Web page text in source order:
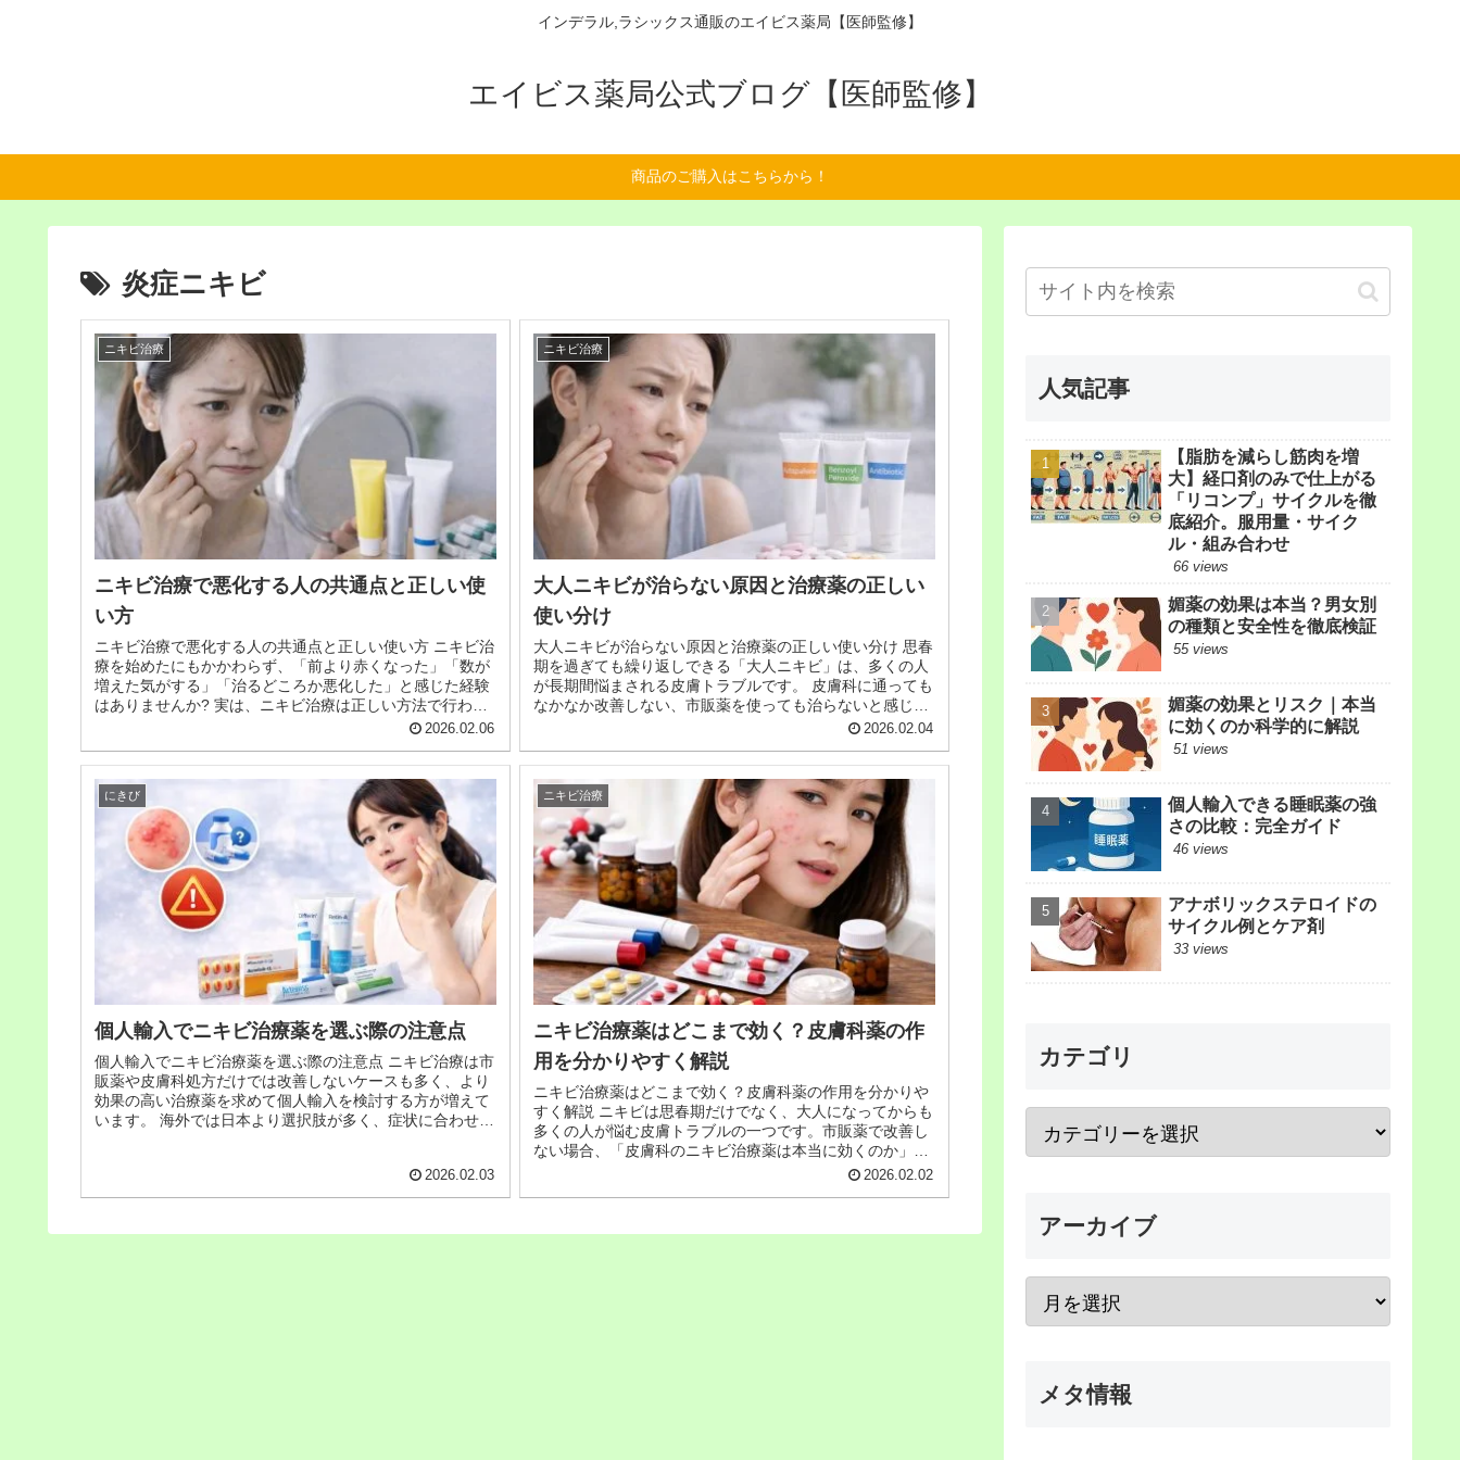
インデラル,ラシックス通販のエイビス薬局【医師監修】
エイビス薬局公式ブログ【医師監修】
商品のご購入はこちらから！
炎症ニキビ
ニキビ治療
ニキビ治療で悪化する人の共通点と正しい使
い方
ニキビ治療で悪化する人の共通点と正しい使い方 ニキビ治
療を始めたにもかかわらず、「前より赤くなった」「数が
増えた気がする」「治るどころか悪化した」と感じた経験
はありませんか? 実は、ニキビ治療は正しい方法で行わな
2026.02.06
ニキビ治療
大人ニキビが治らない原因と治療薬の正しい
使い分け
大人ニキビが治らない原因と治療薬の正しい使い分け 思春
期を過ぎても繰り返しできる「大人ニキビ」は、多くの人
が長期間悩まされる皮膚トラブルです。 皮膚科に通っても
なかなか改善しない、市販薬を使っても治らないと感じて
2026.02.04
にきび
個人輸入でニキビ治療薬を選ぶ際の注意点
個人輸入でニキビ治療薬を選ぶ際の注意点 ニキビ治療は市
販薬や皮膚科処方だけでは改善しないケースも多く、より
効果の高い治療薬を求めて個人輸入を検討する方が増えて
います。 海外では日本より選択肢が多く、症状に合わせた
2026.02.03
ニキビ治療
ニキビ治療薬はどこまで効く？皮膚科薬の作
用を分かりやすく解説
ニキビ治療薬はどこまで効く？皮膚科薬の作用を分かりや
すく解説 ニキビは思春期だけでなく、大人になってからも
多くの人が悩む皮膚トラブルの一つです。市販薬で改善し
ない場合、「皮膚科のニキビ治療薬は本当に効くのか」
2026.02.02
人気記事
【脂肪を減らし筋肉を増
大】経口剤のみで仕上がる
「リコンプ」サイクルを徹
底紹介。服用量・サイク
ル・組み合わせ
66 views
媚薬の効果は本当？男女別
の種類と安全性を徹底検証
55 views
媚薬の効果とリスク｜本当
に効くのか科学的に解説
51 views
個人輸入できる睡眠薬の強
さの比較：完全ガイド
46 views
アナボリックステロイドの
サイクル例とケア剤
33 views
カテゴリ
アーカイブ
メタ情報